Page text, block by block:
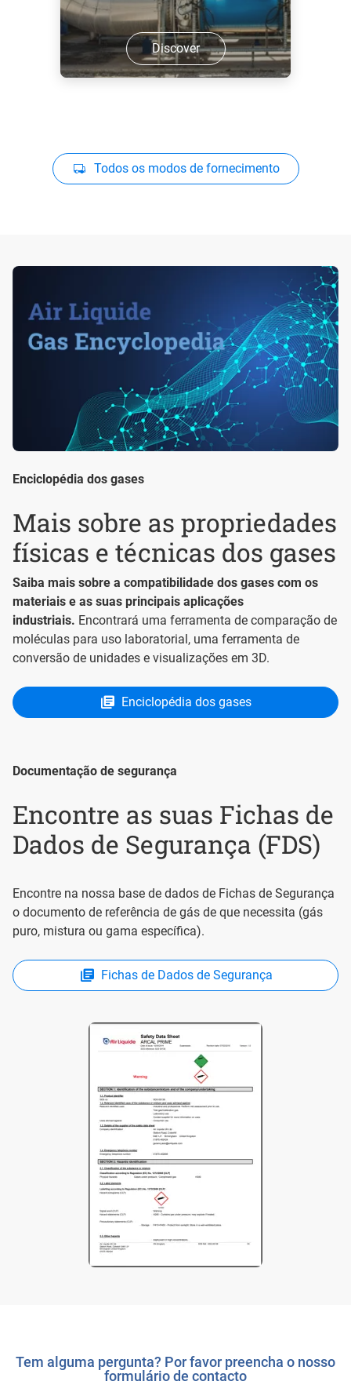
Discover
Todos os modos de fornecimento
Enciclopédia dos gases
Mais sobre as propriedades
físicas e técnicas dos gases
Saiba mais sobre a compatibilidade dos gases com os
materiais e as suas principais aplicações
industriais. Encontrará uma ferramenta de comparação de
moléculas para uso laboratorial, uma ferramenta de
conversão de unidades e visualizações em 3D.
Enciclopédia dos gases
Documentação de segurança
Encontre as suas Fichas de
Dados de Segurança (FDS)
Encontre na nossa base de dados de Fichas de Segurança
o documento de referência de gás de que necessita (gás
puro, mistura ou gama específica).
Fichas de Dados de Segurança
Tem alguma pergunta? Por favor preencha o nosso
formulário de contacto